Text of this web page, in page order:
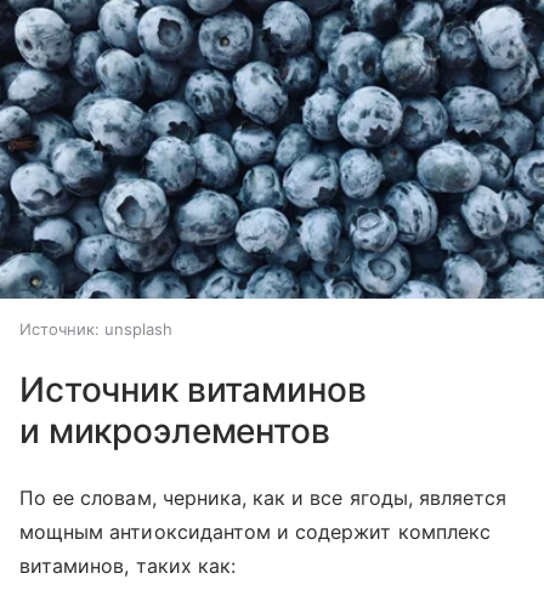
Источник: unsplash
Источник витаминов
и микроэлементов
По ее словам, черника, как и все ягоды, является
мощным антиоксидантом и содержит комплекс
витаминов, таких как: